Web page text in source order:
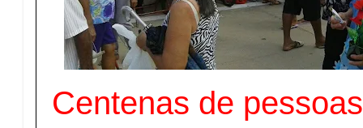
Centenas de pessoas